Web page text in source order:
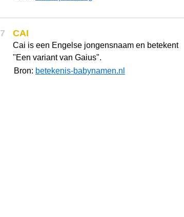
7 CAI
Cai is een Engelse jongensnaam en betekent
"Een variant van Gaius".
Bron: betekenis-babynamen.nl